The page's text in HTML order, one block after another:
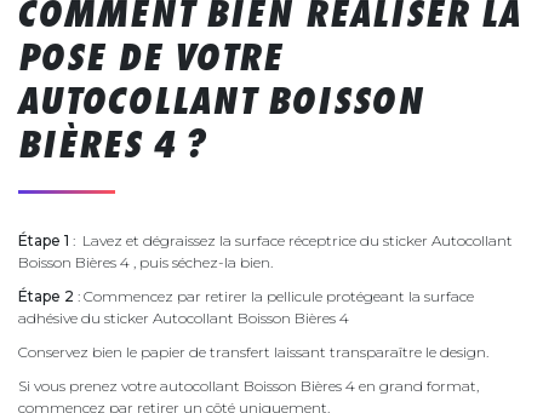
COMMENT BIEN RÉALISER LA
POSE DE VOTRE
AUTOCOLLANT BOISSON
BIÈRES 4 ?
Étape 1 : Lavez et dégraissez la surface réceptrice du sticker Autocollant
Boisson Bières 4 , puis séchez-la bien.
Étape 2 : Commencez par retirer la pellicule protégeant la surface
adhésive du sticker Autocollant Boisson Bières 4
Conservez bien le papier de transfert laissant transparaître le design.
Si vous prenez votre autocollant Boisson Bières 4 en grand format,
commencez par retirer un côté uniquement.